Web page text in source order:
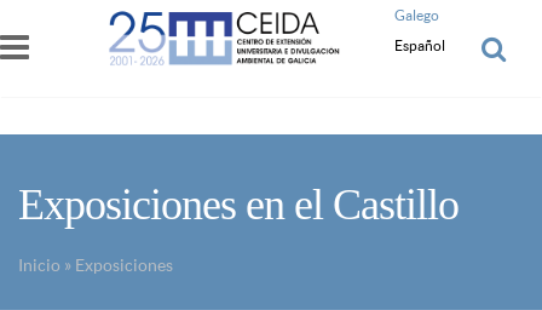
Pasar al contenido principal
Galego
Español
Exposiciones en el Castillo
Inicio » Exposiciones